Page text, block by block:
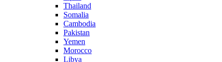
Thailand
Somalia
Cambodia
Pakistan
Yemen
Morocco
Libya